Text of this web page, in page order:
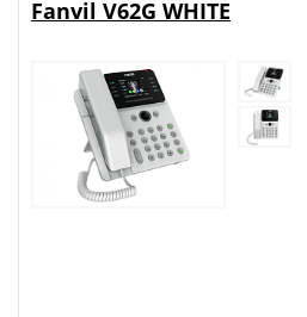
Fanvil V62G WHITE